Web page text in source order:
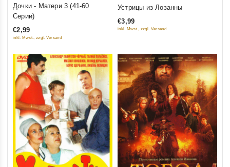
out
5
Дочки - Матери 3 (41-60
Серии)
€2,99
inkl. Mwst., zzgl. Versand
out
of
Устрицы из Лозанны
€3,99
inkl. Mwst., zzgl. Versand